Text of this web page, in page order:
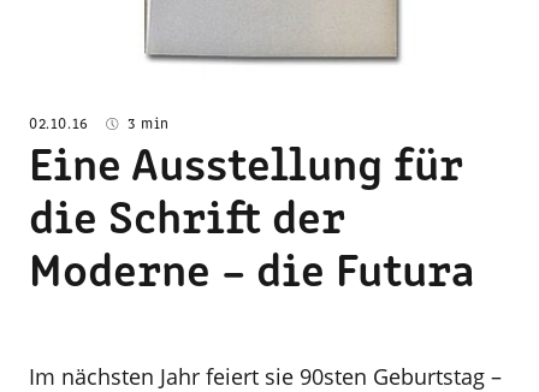
02.10.16 3 min
Eine Ausstellung für
die Schrift der
Moderne – die Futura
Im nächsten Jahr feiert sie 90sten Geburtstag –